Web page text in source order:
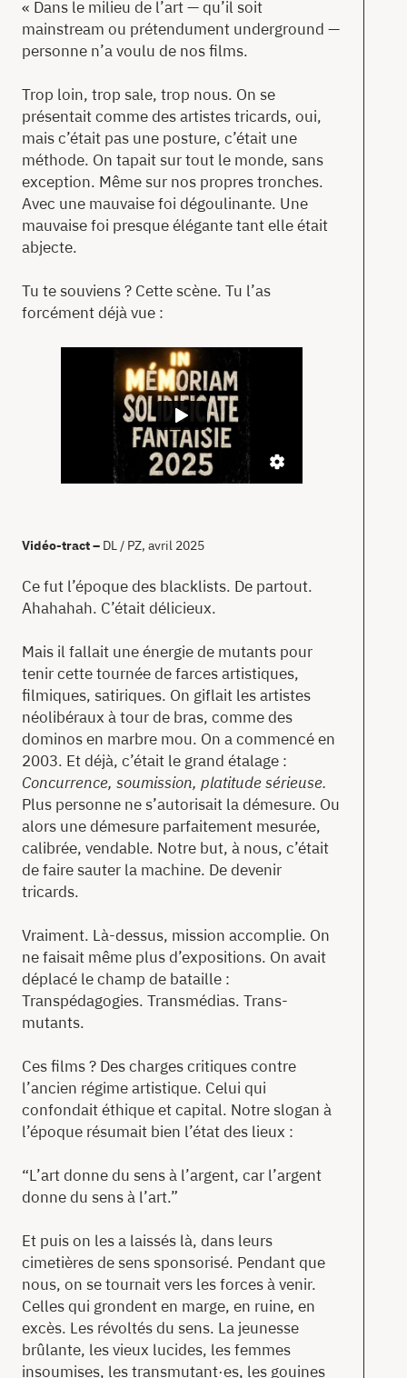
« Dans le milieu de l’art — qu’il soit
mainstream ou prétendument underground —
personne n’a voulu de nos films.
Trop loin, trop sale, trop nous. On se
présentait comme des artistes tricards, oui,
mais c’était pas une posture, c’était une
méthode. On tapait sur tout le monde, sans
exception. Même sur nos propres tronches.
Avec une mauvaise foi dégoulinante. Une
mauvaise foi presque élégante tant elle était
abjecte.
Tu te souviens ? Cette scène. Tu l’as
forcément déjà vue :
Vidéo-tract – DL / PZ, avril 2025
Ce fut l’époque des blacklists. De partout.
Ahahahah. C’était délicieux.
Mais il fallait une énergie de mutants pour
tenir cette tournée de farces artistiques,
filmiques, satiriques. On giflait les artistes
néolibéraux à tour de bras, comme des
dominos en marbre mou. On a commencé en
2003. Et déjà, c’était le grand étalage :
Concurrence, soumission, platitude sérieuse.
Plus personne ne s’autorisait la démesure. Ou
alors une démesure parfaitement mesurée,
calibrée, vendable. Notre but, à nous, c’était
de faire sauter la machine. De devenir
tricards.
Vraiment. Là-dessus, mission accomplie. On
ne faisait même plus d’expositions. On avait
déplacé le champ de bataille :
Transpédagogies. Transmédias. Trans-
mutants.
Ces films ? Des charges critiques contre
l’ancien régime artistique. Celui qui
confondait éthique et capital. Notre slogan à
l’époque résumait bien l’état des lieux :
“L’art donne du sens à l’argent, car l’argent
donne du sens à l’art.”
Et puis on les a laissés là, dans leurs
cimetières de sens sponsorisé. Pendant que
nous, on se tournait vers les forces à venir.
Celles qui grondent en marge, en ruine, en
excès. Les révoltés du sens. La jeunesse
brûlante, les vieux lucides, les femmes
insoumises, les transmutant·es, les gouines